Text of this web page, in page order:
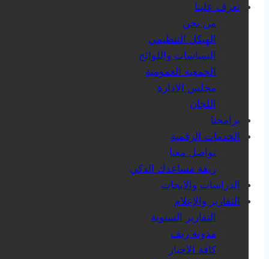
تعرف علينا
من نحن
الهيكل التنظيمي
السياسات واللوائح
الجمعية العمومية
مجلس الادارة
اللجان
برامجنا
الخدمات الرقمية
تواصل معنا
ريفة مساعدك الذكي
الدراسات والابحاث
التقارير والإعلام
التقارير السنوية
مدونة ريف
كافة الاخبار